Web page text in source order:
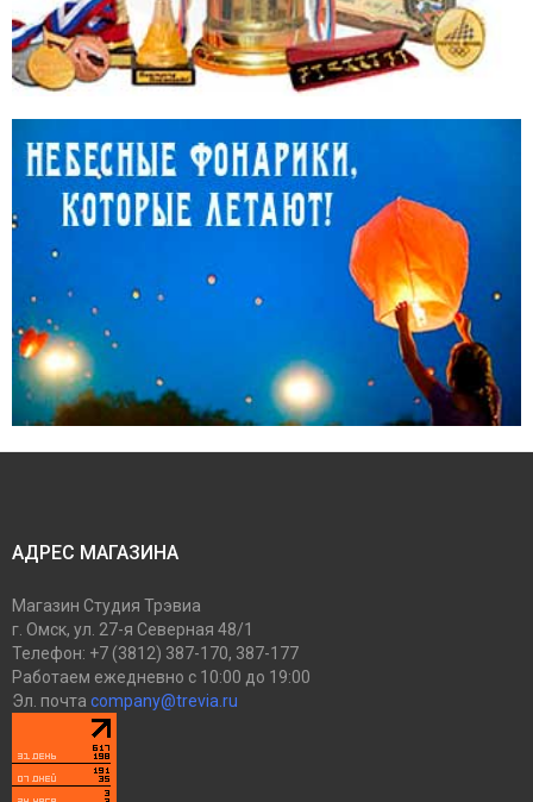
АДРЕС МАГАЗИНА
Магазин Студия Трэвиа
г. Омск, ул. 27-я Северная 48/1
Телефон: +7 (3812) 387-170, 387-177
Работаем ежедневно с 10:00 до 19:00
Эл. почта company@trevia.ru